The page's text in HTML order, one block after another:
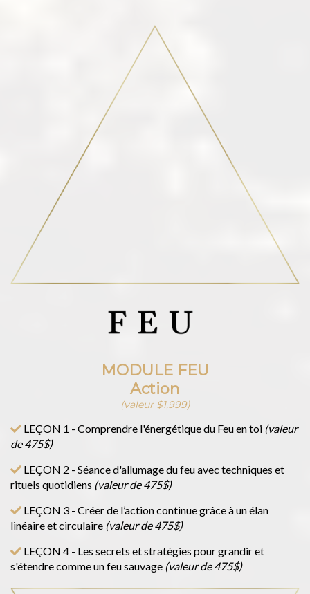
MODULE FEU
Action
(valeur $1,999)
LEÇON 1 - Comprendre l'énergétique du Feu en toi (valeur
de 475$)
LEÇON 2 - Séance d'allumage du feu avec techniques et
rituels quotidiens (valeur de 475$)
LEÇON 3 - Créer de l’action continue grâce à un élan
linéaire et circulaire (valeur de 475$)
LEÇON 4 - Les secrets et stratégies pour grandir et
s'étendre comme un feu sauvage (valeur de 475$)